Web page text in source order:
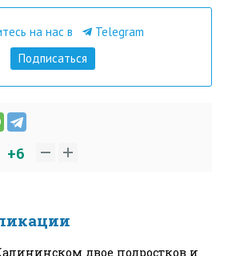
на нас в
Telegram
Подписаться
+6
двое подростков и